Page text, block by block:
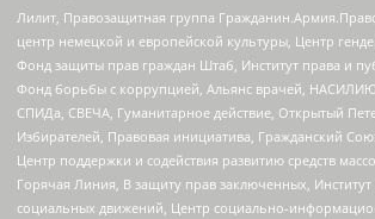
Лилит, Правозащитная группа
центр немецкой и европейской культуры, Центр
Фонд защиты прав граждан Штаб, Институт права и
Фонд борьбы с коррупцией, Альянс врачей,
СПИДа, СВЕЧА, Гуманитарное действие, Открытый
Избирателей, Правовая инициатива, Гражданский
Центр поддержки и содействия развитию средств
Горячая Линия, В защиту прав заключенных, Институт
социальных движений, Центр социально-